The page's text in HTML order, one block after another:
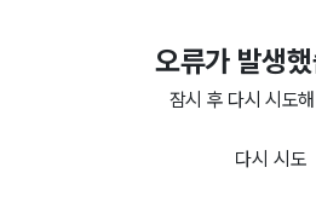
오류가 발생
잠시 후 다시 시도
다시 시도